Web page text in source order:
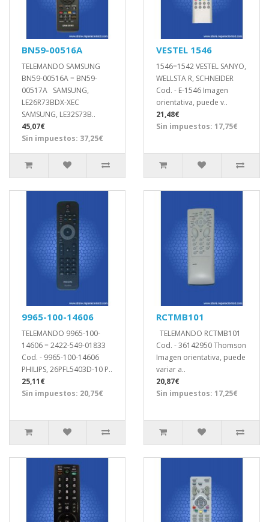
BN59-00516A
TELEMANDO SAMSUNG
BN59-00516A = BN59-
00517A SAMSUNG,
LE26R73BDX-XEC
SAMSUNG, LE32S73B..
45,07€
Sin impuestos: 37,25€
VESTEL 1546
1546=1542 VESTEL SANYO,
WELLSTA R, SCHNEIDER
Cod. - E-1546 Imagen
orientativa, puede v..
21,48€
Sin impuestos: 17,75€
9965-100-14606
TELEMANDO 9965-100-
14606 = 2422-549-01833
Cod. - 9965-100-14606
PHILIPS, 26PFL5403D-10 P..
25,11€
Sin impuestos: 20,75€
RCTMB101
TELEMANDO RCTMB101
Cod. - 36142950 Thomson
Imagen orientativa, puede
variar a..
20,87€
Sin impuestos: 17,25€